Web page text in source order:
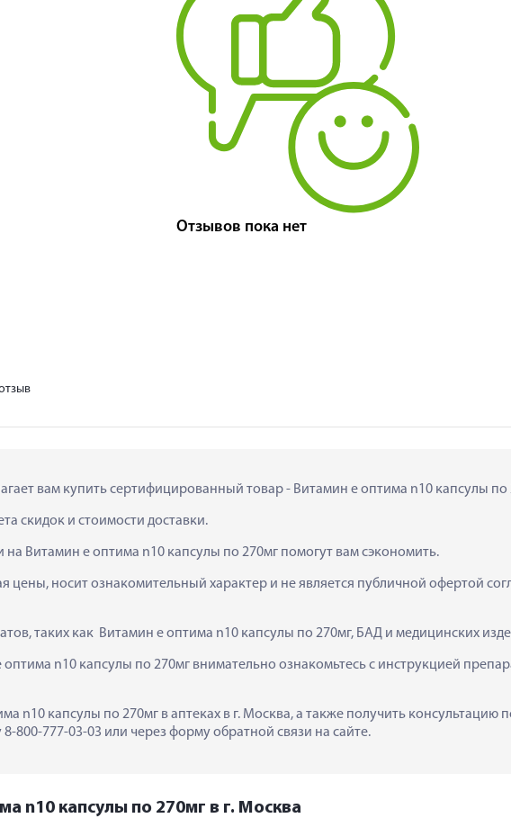
Отзывов пока нет
вам купить сертифицированный товар - Витамин е оптима n10 капсулы по
скидок и стоимости доставки.
Витамин е оптима n10 капсулы по 270мг помогут вам сэкономить.
цены, носит ознакомительный характер и не является публичной офертой
таких как  Витамин е оптима n10 капсулы по 270мг, БАД и медицинских
n10 капсулы по 270мг внимательно ознакомьтесь с инструкцией
n10 капсулы по 270мг в аптеках в г. Москва, а также получить
800-777-03-03 или через форму обратной связи на сайте.
n10 капсулы по 270мг в г. Москва